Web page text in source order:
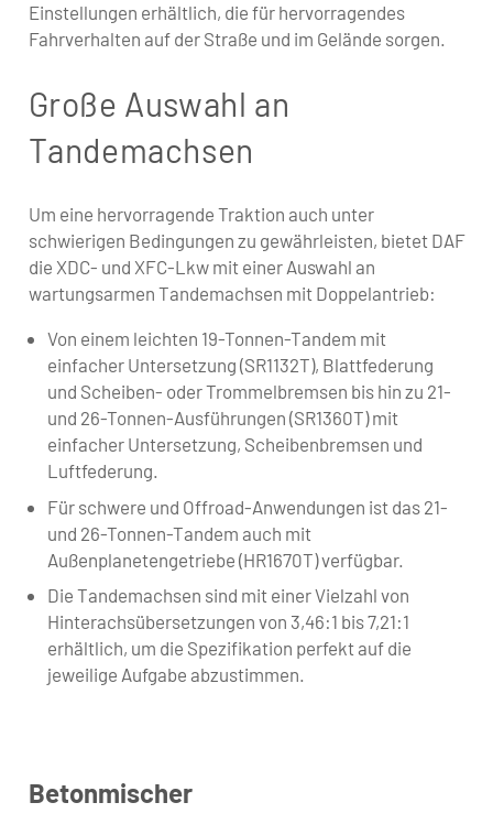
Einstellungen erhältlich, die für hervorragendes
Fahrverhalten auf der Straße und im Gelände sorgen.
Große Auswahl an
Tandemachsen
Um eine hervorragende Traktion auch unter
schwierigen Bedingungen zu gewährleisten, bietet DAF
die XDC- und XFC-Lkw mit einer Auswahl an
wartungsarmen Tandemachsen mit Doppelantrieb:
Von einem leichten 19-Tonnen-Tandem mit
einfacher Untersetzung (SR1132T), Blattfederung
und Scheiben- oder Trommelbremsen bis hin zu 21-
und 26-Tonnen-Ausführungen (SR1360T) mit
einfacher Untersetzung, Scheibenbremsen und
Luftfederung.
Für schwere und Offroad-Anwendungen ist das 21-
und 26-Tonnen-Tandem auch mit
Außenplanetengetriebe (HR1670T) verfügbar.
Die Tandemachsen sind mit einer Vielzahl von
Hinterachsübersetzungen von 3,46:1 bis 7,21:1
erhältlich, um die Spezifikation perfekt auf die
jeweilige Aufgabe abzustimmen.
Betonmischer